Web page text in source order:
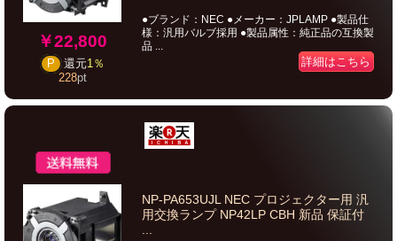
￥22,800
P 還元1％
228pt
●ブランド：NEC ●メーカー：JPLAMP ●製品仕
様：汎用バルブ採用 ●製品属性：純正品の互換製
品 ...
詳細はこちら
NP-PA653UJL NEC プロジェクター用 汎
用交換ランプ NP42LP CBH 新品 保証付